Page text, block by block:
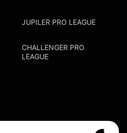
JUPILER PRO LEAGUE
CHALLENGER PRO
LEAGUE